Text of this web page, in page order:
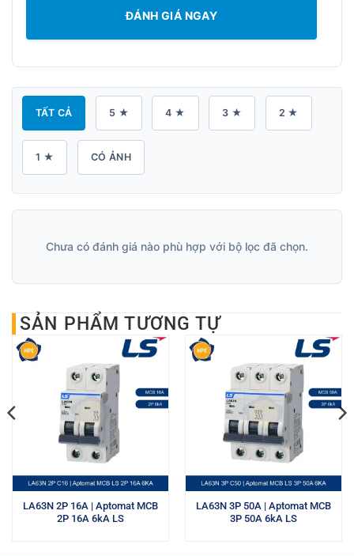
ĐÁNH GIÁ NGAY
TẤT CẢ 5 ★ 4 ★ 3 ★ 2 ★
1 ★ CÓ ẢNH
Chưa có đánh giá nào phù hợp với bộ lọc đã chọn.
SẢN PHẨM TƯƠNG TỰ
LA63N 2P 16A | Aptomat MCB
2P 16A 6kA LS
LA63N 3P 50A | Aptomat MCB
3P 50A 6kA LS